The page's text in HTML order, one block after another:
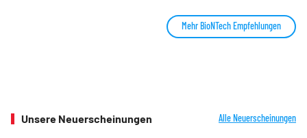
Mehr BioNTech Empfehlungen
Unsere Neuerscheinungen Alle Neuerscheinungen